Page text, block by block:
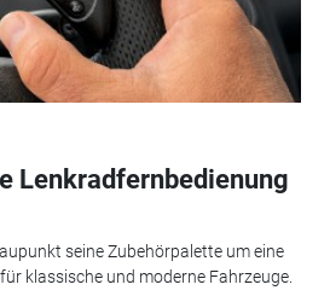
Lenkradfernbedienung
seine Zubehörpalette um eine
klassische und moderne Fahrzeuge.